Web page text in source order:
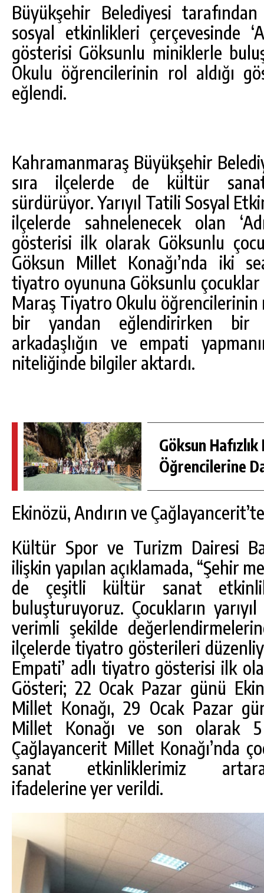
Büyükşehir Belediyesi
sosyal etkinlikleri çerçevesinde
gösterisi Göksunlu miniklerle
Okulu öğrencilerinin rol aldığı
eğlendi.
Kahramanmaraş Büyükşehir
sıra ilçelerde de kültür
sürdürüyor. Yarıyıl Tatili Sosyal
ilçelerde sahnelenecek olan
gösterisi ilk olarak Göksunlu
Göksun Millet Konağı’nda iki
tiyatro oyununa Göksunlu
Maraş Tiyatro Okulu öğrencilerinin
bir yandan eğlendirirken bir
arkadaşlığın ve empati
niteliğinde bilgiler aktardı.
Göksun Hafızlık
Öğrencilerine
Ekinözü, Andırın ve
Kültür Spor ve Turizm Dairesi
ilişkin yapılan açıklamada, “Şehir
de çeşitli kültür sanat
buluşturuyoruz. Çocukların
verimli şekilde
ilçelerde tiyatro gösterileri
Empati’ adlı tiyatro gösterisi ilk
Gösteri; 22 Ocak Pazar günü
Millet Konağı, 29 Ocak Pazar
Millet Konağı ve son olarak
Çağlayancerit Millet Konağı’nda
sanat etkinliklerimiz
ifadelerine yer verildi.
GÜNLÜK HABER AKIŞI
GÖKSUN HAFIZLIK KIZ KUR’AN KURSU
ÖĞRENCILERINE DARENDE GEZISI.